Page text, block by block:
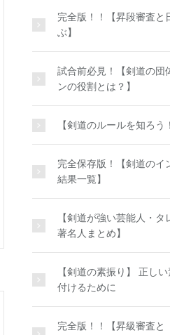
完全版！！【昇段審査と
ぶ】
試合前必見！【剣道の団
ンの役割とは？】
【剣道のルールを知ろう
完全保存版！【剣道のイ
結果一覧】
【剣道が強い芸能人・タ
著名人まとめ】
【剣道の素振り】 正し
付けるために
完全版！！【昇級審査と